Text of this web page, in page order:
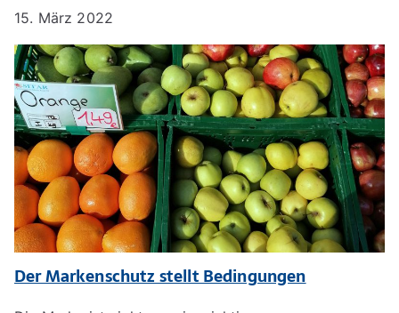
15. März 2022
Der Markenschutz stellt Bedingungen